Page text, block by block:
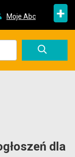
Moje Abc +
dla